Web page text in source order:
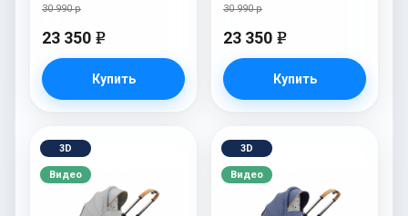
30 990 р
23 350 e
Купить
30 990 р
23 350 e
Купить
3D
Видео
3D
Видео